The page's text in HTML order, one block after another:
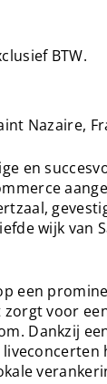
BTW.
Nazaire,
en
wijk van
een
zorgt voor
Dankzij